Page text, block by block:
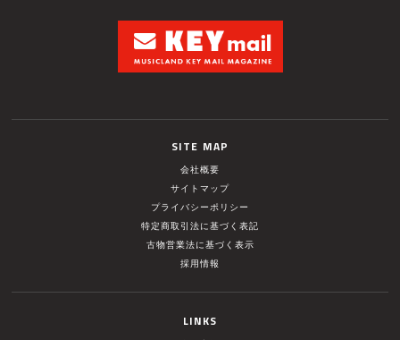
SITE MAP
会社概要
サイトマップ
プライバシーポリシー
特定商取引法に基づく表記
古物営業法に基づく表示
採用情報
LINKS